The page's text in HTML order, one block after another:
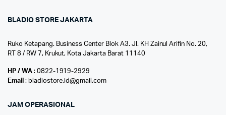
BLADIO STORE JAKARTA
Ruko Ketapang. Business Center Blok A3. Jl. KH Zainul Arifin No. 20,
RT 8 / RW 7, Krukut, Kota Jakarta Barat 11140
HP / WA: 0822-1919-2929
Email : bladiostore.id@gmail.com
JAM OPERASIONAL